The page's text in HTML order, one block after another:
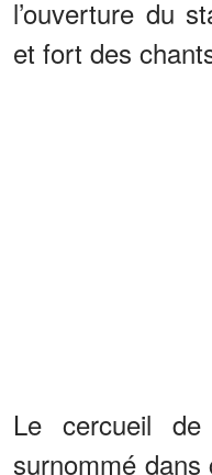
l’ouverture du
et fort des
Le cercueil
surnommé